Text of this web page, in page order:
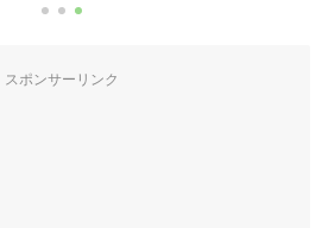
スポンサーリンク